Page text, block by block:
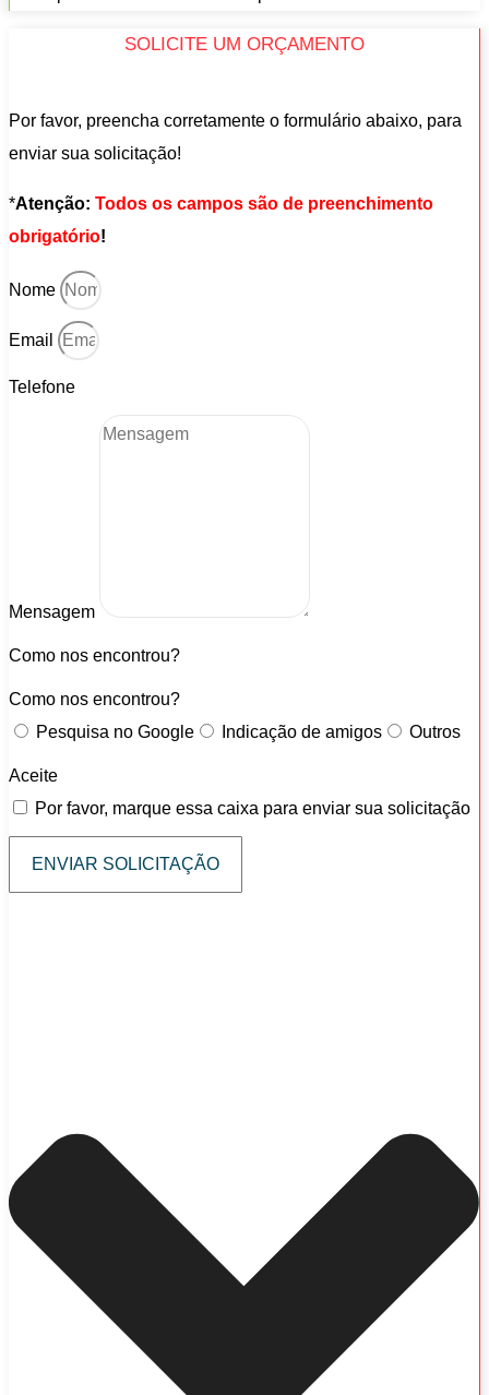
SOLICITE UM ORÇAMENTO
Por favor, preencha corretamente o formulário abaixo, para
enviar sua solicitação!
*Atenção: Todos os campos são de preenchimento
obrigatório!
Nome
Email
Telefone
Mensagem
Como nos encontrou?
Como nos encontrou?
Pesquisa no Google
Indicação de amigos Outros
Aceite
Por favor, marque essa caixa para enviar sua solicitação
ENVIAR SOLICITAÇÃO